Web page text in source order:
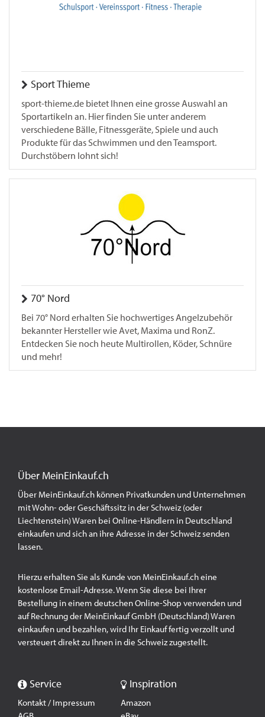
Sport Thieme
sport-thieme.de bietet Ihnen eine grosse Auswahl an
Sportartikeln an. Hier finden Sie unter anderem
verschiedene Bälle, Fitnessgeräte, Spiele und auch
Produkte für das Schwimmen und den Teamsport.
Durchstöbern lohnt sich!
70° Nord
Bei 70° Nord erhalten Sie hochwertiges Angelzubehör
bekannter Hersteller wie Avet, Maxima und RonZ.
Entdecken Sie noch heute Multirollen, Köder, Schnüre
und mehr!
Über MeinEinkauf.ch
Über MeinEinkauf.ch können Privatkunden und Unternehmen
mit Wohn- oder Geschäftssitz in der Schweiz (oder
Liechtenstein) Waren bei Online-Händlern in Deutschland
einkaufen und sich an ihre Adresse in der Schweiz senden
lassen.
Hierzu erhalten Sie als Kunde von MeinEinkauf.ch eine
kostenlose Email-Adresse. Wenn Sie diese bei Ihrer
Bestellung in einem deutschen Online-Shop verwenden und
auf Rechnung der MeinEinkauf GmbH (Deutschland) Waren
einkaufen und bezahlen, wird Ihr Einkauf fertig verzollt und
versteuert direkt zu Ihnen in die Schweiz zugestellt.
Service
Kontakt / Impressum
Inspiration
Amazon